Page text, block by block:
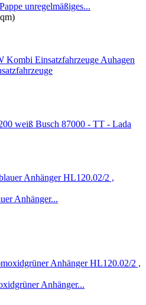
unregelmäßiges...
Auhagen
Busch 87000 - TT - Lada
Anhänger...
Anhänger...